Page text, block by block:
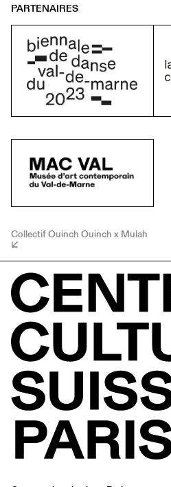
PARTENAIRES
Collectif Ouinch Ouinch x Mulah